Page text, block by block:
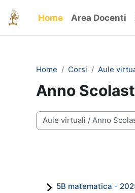
Home Area Docenti
Home Corsi Aule
Anno
Categorie di corso
5B matematica -